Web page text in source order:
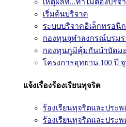
เหตุผลที่...ทำไมต้องบริจ
เริ่มต้นบริจาค
ระบบบริจาคอิเล็กทรอนิ
กองทุนจุฬาลงกรณ์บรม
กองทุนภูมิคุ้มกันบำบัดมะ
โครงการอุทยาน 100 ปี
แจ้งเรื่องร้องเรียนทุจริต
ร้องเรียนทุจริตและประ
ร้องเรียนทุจริตและประ